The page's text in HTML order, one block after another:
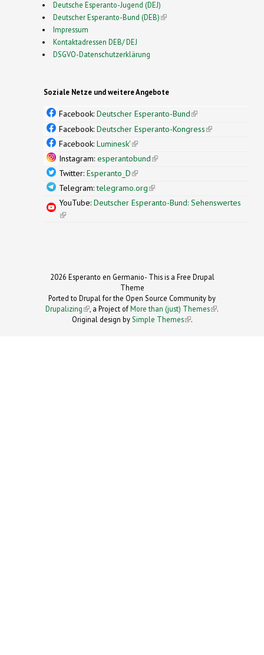
Deutsche Esperanto-Jugend (DEJ)
Deutscher Esperanto-Bund (DEB)(link is external)
Impressum
Kontaktadressen DEB/ DEJ
DSGVO-Datenschutzerklärung
Soziale Netze und weitere Angebote
Facebook: Deutscher Esperanto-Bund(link is
external)
Facebook: Deutscher Esperanto-Kongress(link is
Facebook: Luminesk'(link is external)
Instagram: esperantobund(link is external)
Twitter: Esperanto_D(link is external)
Telegram:telegramo.org(link is external)
YouTube: Deutscher Esperanto-Bund: Sehenswertes
(link is external)
2026 Esperanto en Germanio- This is a Free Drupal
Theme
Ported to Drupal for the Open Source Community by
Drupalizing(link is external)
, a Project ofMore than (just) Themes (link is
.
Original design by Simple Themes
(link is
.